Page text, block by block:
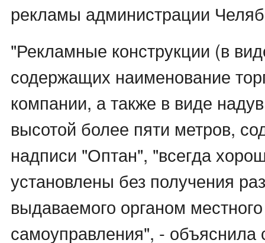
рекламы администрации
"Рекламные конструкции (в
содержащих наименование
компании, а также в виде
высотой более пяти метров,
надписи "Оптан", "всегда
установлены без получения
выдаваемого органом местного
самоуправления", - объяснила